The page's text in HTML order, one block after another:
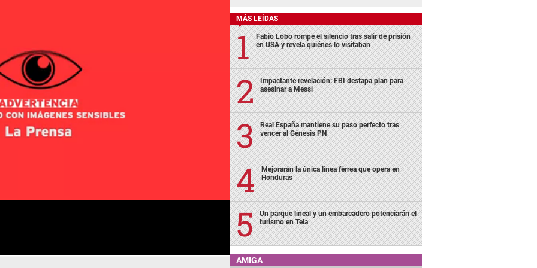
MÁS LEÍDAS
Fabio Lobo rompe el silencio tras salir de prisión
en USA y revela quiénes lo visitaban
Impactante revelación: FBI destapa plan para
asesinar a Messi
Real España mantiene su paso perfecto tras
vencer al Génesis PN
Mejorarán la única línea férrea que opera en
Honduras
Un parque lineal y un embarcadero potenciarán el
turismo en Tela
AMIGA